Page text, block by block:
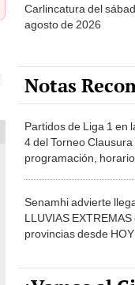
Carlincatura del
agosto de 2026
Notas
Partidos de Liga 1 en
4 del Torneo Clausura
programación,
Senamhi advierte
LLUVIAS EXTREMAS
provincias desde HOY